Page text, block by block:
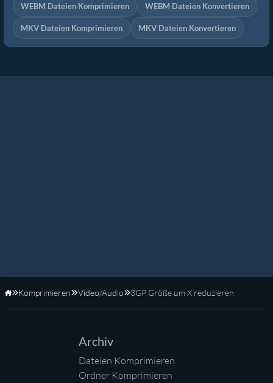
WEBM Dateien Komprimieren WEBM Dateien Konvertieren
MKV Dateien Komprimieren MKV Dateien Konvertieren
Startseite
Komprimieren Video/Audio 3GP Größe um X reduzieren
Archiv
Dateien Komprimieren
Ordner Komprimieren